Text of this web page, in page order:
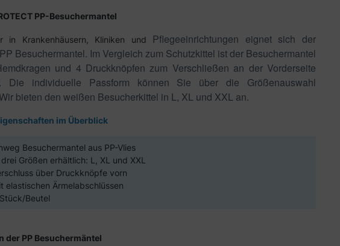
PP-Besuchermantel
in Krankenhäusern, Kliniken und Pflegeeinrichtungen eignet sich der
Besuchermantel. Im Vergleich zum Schutzkittel ist der Besuchermantel
und 4 Druckknöpfen zum Verschließen an der Vorderseite
Die individuelle Passform können Sie über die Größenauswahl
bieten den weißen Besucherkittel in L, XL und XXL an.
im Überblick
Besuchermantel aus PP-Vlies
Größen erhältlich: L, XL und XXL
über Druckknöpfe vorn
elastischen Ärmelabschlüssen
Beutel
der PP Besuchermäntel